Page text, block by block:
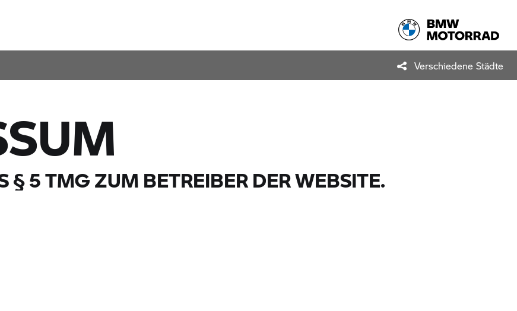
Verschiedene Städte
§ 5 TMG ZUM BETREIBER DER WEBSITE.